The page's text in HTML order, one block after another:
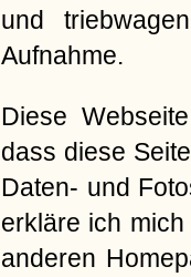
und
Aufnahme.
Diese
dass diese
Daten- und
erkläre ich
anderen